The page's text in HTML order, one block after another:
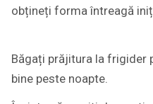
obțineți forma întreagă
Băgați prăjitura la frigider
bine peste noapte.